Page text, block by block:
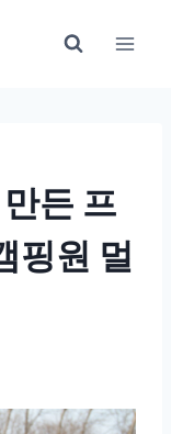
든 프
핑원 멀